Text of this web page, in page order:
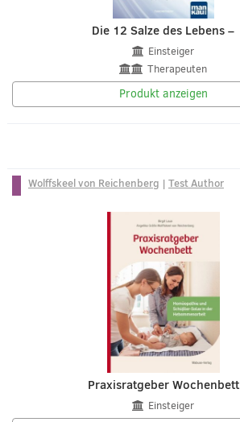
Die 12 Salze des Lebens –
Einsteiger
Therapeuten
Produkt anzeigen
Wolffskeel von Reichenberg | Test Author
Praxisratgeber Wochenbett
Einsteiger